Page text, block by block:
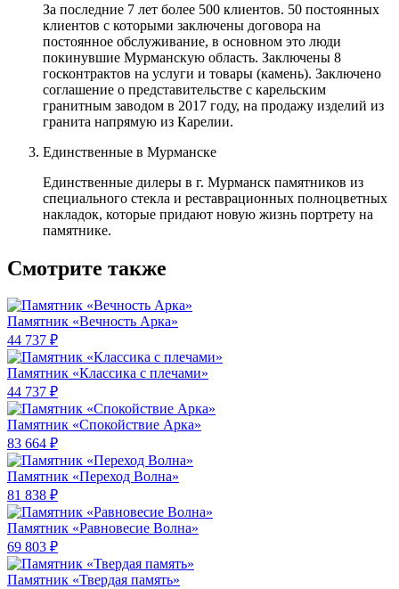
За последние 7 лет более 500 клиентов. 50 постоянных
клиентов с которыми заключены договора на
постоянное обслуживание, в основном это люди
покинувшие Мурманскую область. Заключены 8
госконтрактов на услуги и товары (камень). Заключено
соглашение о представительстве с карельским
гранитным заводом в 2017 году, на продажу изделий из
гранита напрямую из Карелии.
Единственные в Мурманске
Единственные дилеры в г. Мурманск памятников из
специального стекла и реставрационных полноцветных
накладок, которые придают новую жизнь портрету на
памятнике.
Смотрите также
Памятник «Вечность Арка»
44 737 ₽
Памятник «Классика c плечами»
44 737 ₽
Памятник «Спокойствие Арка»
83 664 ₽
Памятник «Переход Волна»
81 838 ₽
Памятник «Равновесие Волна»
69 803 ₽
Памятник «Твердая память»